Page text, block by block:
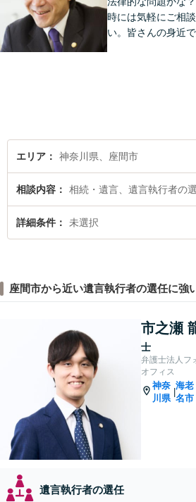
時には気軽にご相
い。皆さんの身近で
エリア 神奈川県、座間市
相談内容 相続・遺言、遺言執行者の
詳細条件 未選択
座間市から近い遺言執行者の選任に強
市之瀬
士
弁護士法人フ
オフィス
神奈
川県
|
海老
名市
遺言執行者の選任